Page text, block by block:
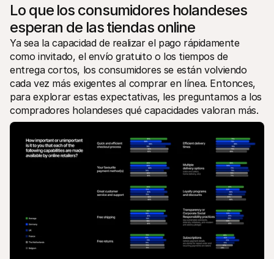
Lo que los consumidores holandeses
esperan de las tiendas online
Ya sea la capacidad de realizar el pago rápidamente
como invitado, el envío gratuito o los tiempos de
entrega cortos, los consumidores se están volviendo
cada vez más exigentes al comprar en línea. Entonces,
para explorar estas expectativas, les preguntamos a los
compradores holandeses qué capacidades valoran más.